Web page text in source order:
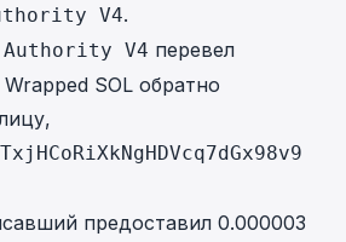
V4.
Authority V4 перевел
SOL обратно
предоставил 0.000003